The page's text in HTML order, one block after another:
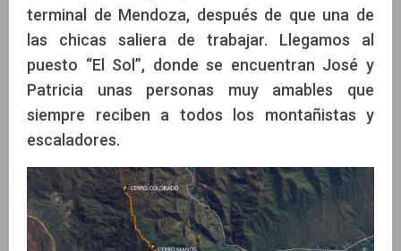
terminal de Mendoza, después de que una de
las chicas saliera de trabajar. Llegamos al
puesto “El Sol”, donde se encuentran José y
Patricia unas personas muy amables que
siempre reciben a todos los montañistas y
escaladores.